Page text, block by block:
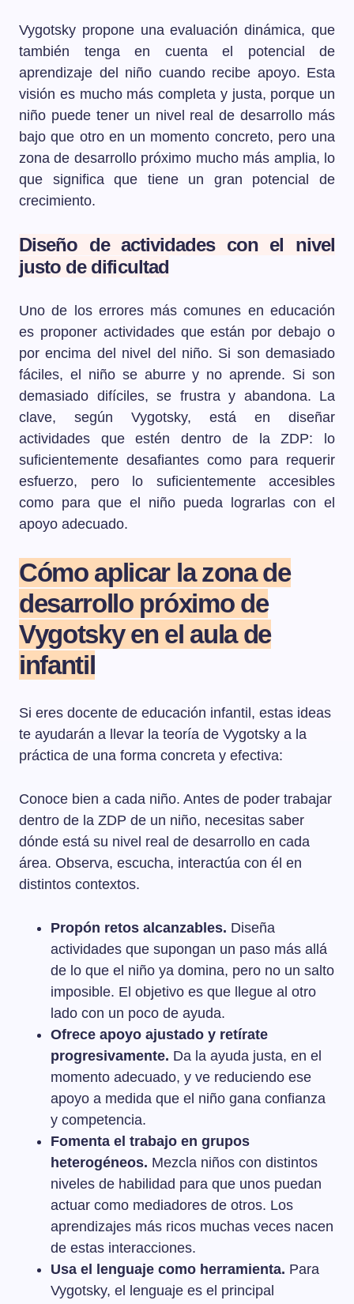
Vygotsky propone una evaluación dinámica, que
también tenga en cuenta el potencial de
aprendizaje del niño cuando recibe apoyo. Esta
visión es mucho más completa y justa, porque un
niño puede tener un nivel real de desarrollo más
bajo que otro en un momento concreto, pero una
zona de desarrollo próximo mucho más amplia, lo
que significa que tiene un gran potencial de
crecimiento.
Diseño de actividades con el nivel
justo de dificultad
Uno de los errores más comunes en educación
es proponer actividades que están por debajo o
por encima del nivel del niño. Si son demasiado
fáciles, el niño se aburre y no aprende. Si son
demasiado difíciles, se frustra y abandona. La
clave, según Vygotsky, está en diseñar
actividades que estén dentro de la ZDP: lo
suficientemente desafiantes como para requerir
esfuerzo, pero lo suficientemente accesibles
como para que el niño pueda lograrlas con el
apoyo adecuado.
Cómo aplicar la zona de
desarrollo próximo de
Vygotsky en el aula de
infantil
Si eres docente de educación infantil, estas ideas
te ayudarán a llevar la teoría de Vygotsky a la
práctica de una forma concreta y efectiva:
Conoce bien a cada niño. Antes de poder trabajar
dentro de la ZDP de un niño, necesitas saber
dónde está su nivel real de desarrollo en cada
área. Observa, escucha, interactúa con él en
distintos contextos.
Propón retos alcanzables. Diseña
actividades que supongan un paso más allá
de lo que el niño ya domina, pero no un salto
imposible. El objetivo es que llegue al otro
lado con un poco de ayuda.
Ofrece apoyo ajustado y retírate
progresivamente. Da la ayuda justa, en el
momento adecuado, y ve reduciendo ese
apoyo a medida que el niño gana confianza
y competencia.
Fomenta el trabajo en grupos
heterogéneos. Mezcla niños con distintos
niveles de habilidad para que unos puedan
actuar como mediadores de otros. Los
aprendizajes más ricos muchas veces nacen
de estas interacciones.
Usa el lenguaje como herramienta. Para
Vygotsky, el lenguaje es el principal